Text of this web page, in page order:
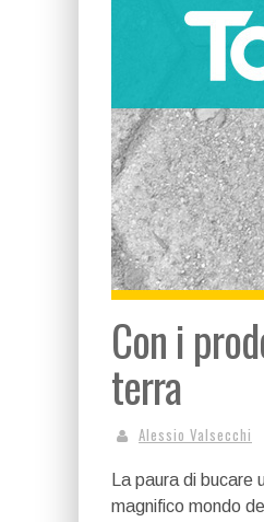
Con i
terra
Alessio Valsecchi
La paura di
magnifico mondo